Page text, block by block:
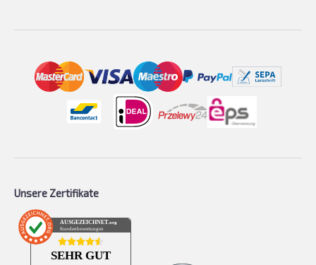
Unsere Zertifikate
AUSGEZEICHNET .org
Kundenbewertungen
SEHR GUT